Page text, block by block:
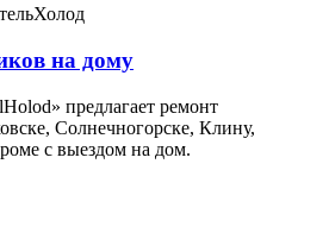
на дому
предлагает ремонт
Солнечногорске, Клину,
с выездом на дом.